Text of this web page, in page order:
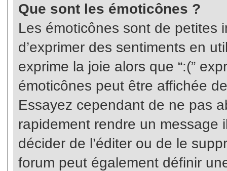
Que sont les émoticônes ?
Les émoticônes sont de petites
d’exprimer des sentiments en
exprime la joie alors que “:(”
émoticônes peut être affichée
Essayez cependant de ne pas
rapidement rendre un message
décider de l’éditer ou de le
forum peut également définir